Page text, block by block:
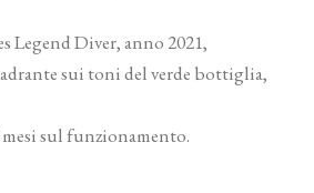
Legend Diver, anno 2021,
sui toni del verde bottiglia,
sul funzionamento.